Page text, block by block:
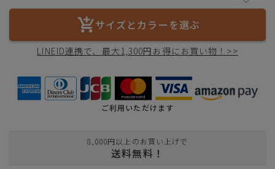
サイズとカラーを選ぶ
LINEID連携で、最大1,300円お得にお買い物！>>
ご利用いただけます
8,000円以上のお買い上げで
送料無料！